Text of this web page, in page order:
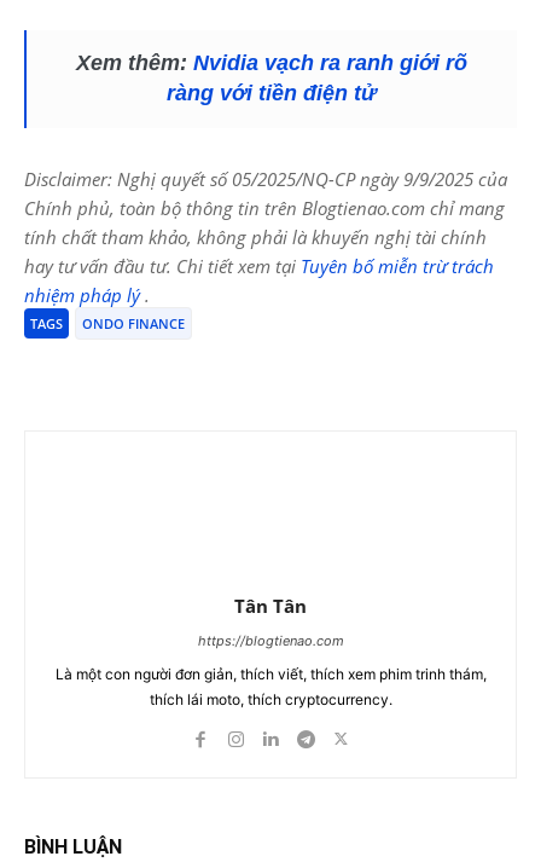
Xem thêm: Nvidia vạch ra ranh giới rõ
ràng với tiền điện tử
Disclaimer: Nghị quyết số 05/2025/NQ-CP ngày 9/9/2025 của
Chính phủ, toàn bộ thông tin trên Blogtienao.com chỉ mang
tính chất tham khảo, không phải là khuyến nghị tài chính
hay tư vấn đầu tư. Chi tiết xem tại Tuyên bố miễn trừ trách
nhiệm pháp lý.
TAGS ONDO FINANCE
Tân Tân
https://blogtienao.com
Là một con người đơn giản, thích viết, thích xem phim trinh thám,
thích lái moto, thích cryptocurrency.
BÌNH LUẬN